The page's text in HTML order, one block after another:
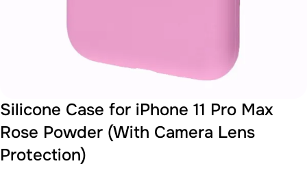
Silicone Case for iPhone 11 Pro Max
Rose Powder (With Camera Lens
Protection)